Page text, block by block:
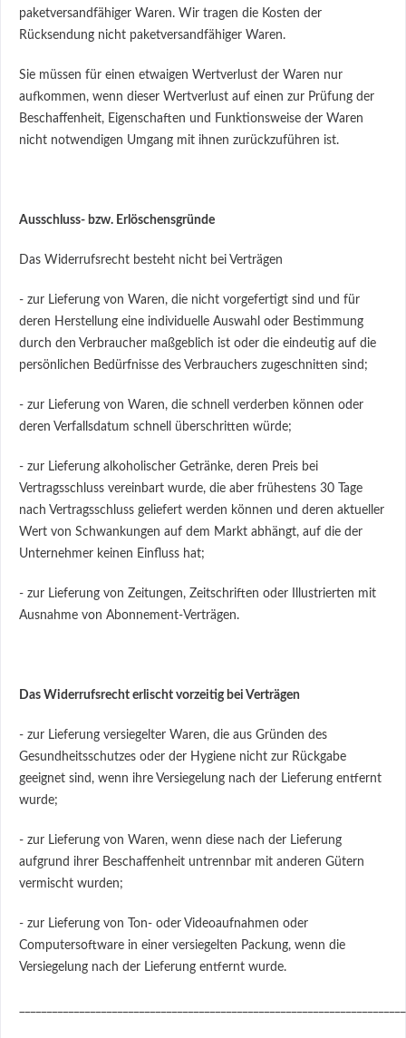
paketversandfähiger Waren. Wir tragen die Kosten der
Rücksendung nicht paketversandfähiger Waren.
Sie müssen für einen etwaigen Wertverlust der Waren nur
aufkommen, wenn dieser Wertverlust auf einen zur Prüfung der
Beschaffenheit, Eigenschaften und Funktionsweise der Waren
nicht notwendigen Umgang mit ihnen zurückzuführen ist.
Ausschluss- bzw. Erlöschensgründe
Das Widerrufsrecht besteht nicht bei Verträgen
- zur Lieferung von Waren, die nicht vorgefertigt sind und für
deren Herstellung eine individuelle Auswahl oder Bestimmung
durch den Verbraucher maßgeblich ist oder die eindeutig auf die
persönlichen Bedürfnisse des Verbrauchers zugeschnitten sind;
- zur Lieferung von Waren, die schnell verderben können oder
deren Verfallsdatum schnell überschritten würde;
- zur Lieferung alkoholischer Getränke, deren Preis bei
Vertragsschluss vereinbart wurde, die aber frühestens 30 Tage
nach Vertragsschluss geliefert werden können und deren aktueller
Wert von Schwankungen auf dem Markt abhängt, auf die der
Unternehmer keinen Einfluss hat;
- zur Lieferung von Zeitungen, Zeitschriften oder Illustrierten mit
Ausnahme von Abonnement-Verträgen.
Das Widerrufsrecht erlischt vorzeitig bei Verträgen
- zur Lieferung versiegelter Waren, die aus Gründen des
Gesundheitsschutzes oder der Hygiene nicht zur Rückgabe
geeignet sind, wenn ihre Versiegelung nach der Lieferung entfernt
wurde;
- zur Lieferung von Waren, wenn diese nach der Lieferung
aufgrund ihrer Beschaffenheit untrennbar mit anderen Gütern
vermischt wurden;
- zur Lieferung von Ton- oder Videoaufnahmen oder
Computersoftware in einer versiegelten Packung, wenn die
Versiegelung nach der Lieferung entfernt wurde.